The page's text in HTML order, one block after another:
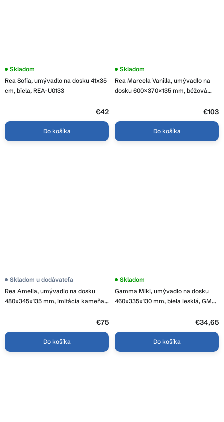
Rea Sofia, umývadlo na dosku 41x35
cm, biela, REA-U0133
Priemerné
produktu
je
Skladom
€42
Do košíka
Rea Marcela Vanilla, umývadlo na
dosku 600×370×135 mm, béžová
matná, REA-U3520
Skladom
€103
Do košíka
Rea Amelia, umývadlo na dosku
480x345x135 mm, imitácia kameňa
Skladom u dodávateľa
€75
Do košíka
Gamma Miki, umývadlo na dosku
460x335x130 mm, biela lesklá, GMA-
Skladom
€34,65
Do košíka